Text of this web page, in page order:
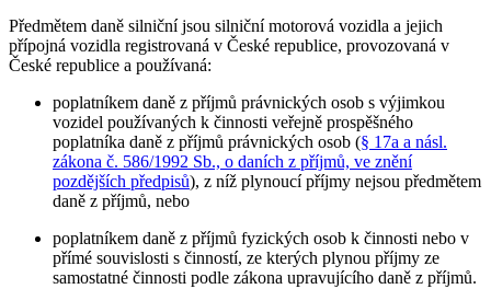
Předmětem daně silniční jsou silniční motorová vozidla a jejich
přípojná vozidla registrovaná v České republice, provozovaná v
České republice a používaná:
poplatníkem daně z příjmů právnických osob s výjimkou
vozidel používaných k činnosti veřejně prospěšného
poplatníka daně z příjmů právnických osob (§ 17a a násl.
zákona č. 586/1992 Sb., o daních z příjmů, ve znění
pozdějších předpisů), z níž plynoucí příjmy nejsou předmětem
daně z příjmů, nebo
poplatníkem daně z příjmů fyzických osob k činnosti nebo v
přímé souvislosti s činností, ze kterých plynou příjmy ze
samostatné činnosti podle zákona upravujícího daně z příjmů.